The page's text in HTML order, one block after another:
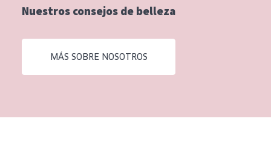
Piel madura
Piel expuesta al sol
Piel menopáusica
Todas las edades
Nuestros consejos de belleza
MÁS SOBRE NOSOTROS